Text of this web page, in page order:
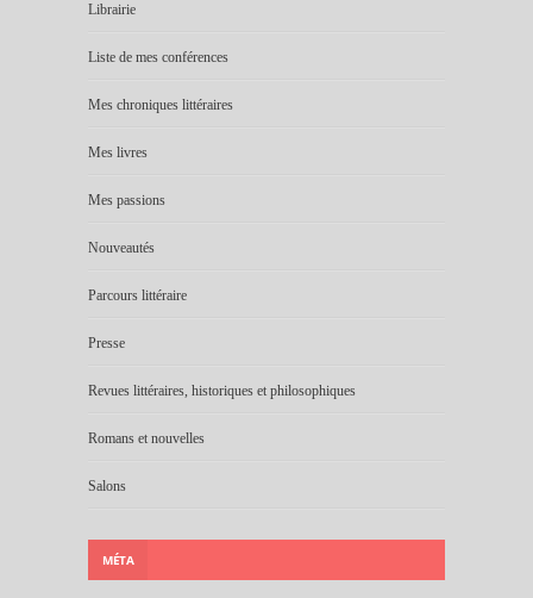
Librairie
Liste de mes conférences
Mes chroniques littéraires
Mes livres
Mes passions
Nouveautés
Parcours littéraire
Presse
Revues littéraires, historiques et philosophiques
Romans et nouvelles
Salons
MÉTA